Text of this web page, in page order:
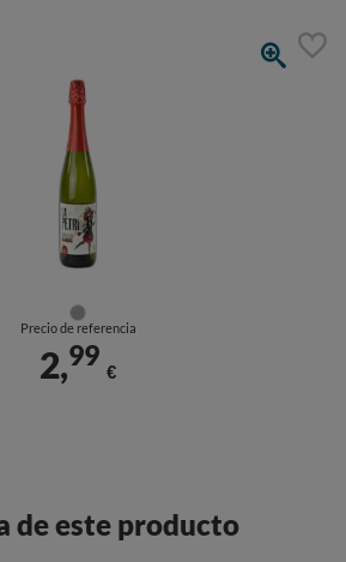
Precio de referencia
2,99
€
de este producto